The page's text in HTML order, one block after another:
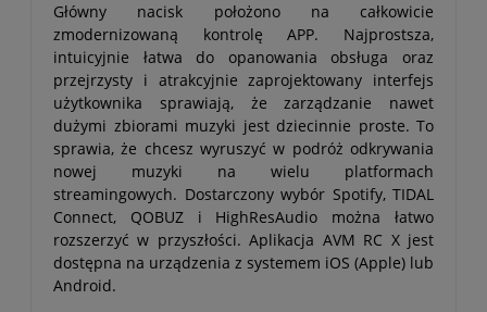
Główny nacisk położono na całkowicie
zmodernizowaną kontrolę APP. Najprostsza,
intuicyjnie łatwa do opanowania obsługa oraz
przejrzysty i atrakcyjnie zaprojektowany interfejs
użytkownika sprawiają, że zarządzanie nawet
dużymi zbiorami muzyki jest dziecinnie proste. To
sprawia, że chcesz wyruszyć w podróż odkrywania
nowej muzyki na wielu platformach
streamingowych. Dostarczony wybór Spotify, TIDAL
Connect, QOBUZ i HighResAudio można łatwo
rozszerzyć w przyszłości. Aplikacja AVM RC X jest
dostępna na urządzenia z systemem iOS (Apple) lub
Android.